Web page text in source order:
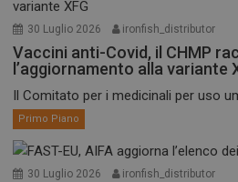
30 Luglio 2026 ironfish_distributor
Vaccini anti-Covid, il CHMP
l’aggiornamento alla variante
Il Comitato per i medicinali per uso
Primo Piano
30 Luglio 2026 ironfish_distributor